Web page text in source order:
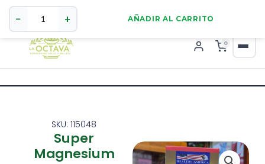
0
SKU: 115048
Super
Magnesium
Super
Magnesium
cantidad
− + AÑADIR AL CARRITO